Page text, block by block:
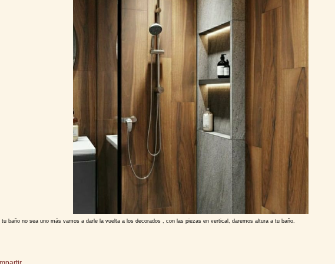
tu baño no sea uno más vamos a darle la vuelta a los decorados , con las piezas en vertical, daremos altura a tu baño.